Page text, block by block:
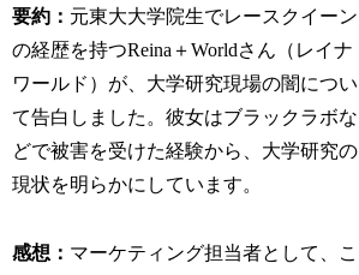
要約： 元東大大学院生でレースクイーン
の経歴を持つReina＋Worldさん（レイナ
ワールド）が、大学研究現場の闇につい
て告白しました。彼女はブラックラボな
どで被害を受けた経験から、大学研究の
現状を明らかにしています。
感想： マーケティング担当者として、こ